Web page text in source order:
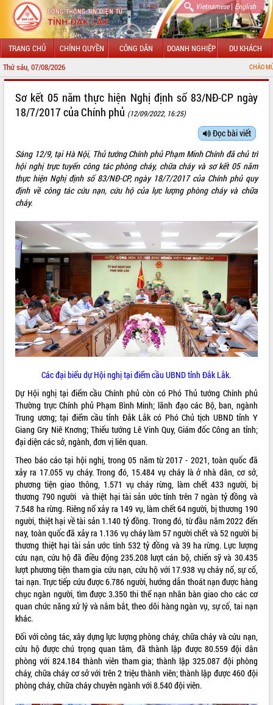
Vietnamese| English
TRANG CHỦ CHÍNH QUYỀN CÔNG DÂN DOANH NGHIỆP DU KHÁCH
Thứ sáu, 07/08/2026 CHÀO MỪNG ĐẾN VỚI
LÃNH ĐẠO UBND TỈNH
SỞ, BAN, NGÀNH
UBND CÁC XÃ, PHƯỜNG
HỆ THỐNG VĂN BẢN
VĂN BẢN HĐND TỈNH
ĐIỂM TIN VĂN BẢN
QUY HOẠCH - KẾ HOẠCH
VIDEO
Khám bệnh, cấp phát thuốc miễn phí
Sơ kết 05 năm thực hiện Nghị định số 83/NĐ-CP ngày
18/7/2017 của Chính phủ (12/09/2022, 16:25)
Đọc bài viết
Sáng 12/9, tại Hà Nội, Thủ tướng Chính phủ Phạm Minh Chính đã chủ trì
hội nghị trực tuyến công tác phòng cháy, chữa cháy và sơ kết 05 năm
thực hiện Nghị định số 83/NĐ-CP, ngày 18/7/2017 của Chính phủ quy
định về công tác cứu nạn, cứu hộ của lực lượng phòng cháy và chữa
cháy.
Các đại biểu dự Hội nghị tại điểm cầu UBND tỉnh Đắk Lắk.
Dự Hội nghị tại điểm cầu Chính phủ còn có Phó Thủ tướng Chính phủ
Thường trực Chính phủ Phạm Bình Minh; lãnh đạo các Bộ, ban, ngành
Trung ương; tại điểm cầu tỉnh Đắk Lắk có Phó Chủ tịch UBND tỉnh Y
Giang Gry Niê Knơng; Thiếu tướng Lê Vinh Quy, Giám đốc Công an tỉnh;
đại diện các sở, ngành, đơn vị liên quan.
Theo báo cáo tại hội nghị, trong 05 năm từ 2017 - 2021, toàn quốc đã
xảy ra 17.055 vụ cháy. Trong đó, 15.484 vụ cháy là ở nhà dân, cơ sở,
phương tiện giao thông, 1.571 vụ cháy rừng, làm chết 433 người, bị
thương 790 người và thiệt hại tài sản ước tính trên 7 ngàn tỷ đồng và
7.548 ha rừng. Riêng nổ xảy ra 149 vụ, làm chết 64 người, bị thương 190
người, thiệt hại về tài sản 1.140 tỷ đồng. Trong đó, từ đầu năm 2022 đến
nay, toàn quốc đã xảy ra 1.136 vụ cháy làm 57 người chết và 52 người bị
thương thiệt hại tài sản ước tính 532 tỷ đồng và 39 ha rừng. Lực lượng
cứu nạn, cứu hộ đã điều động 235.208 lượt cán bộ, chiến sỹ và 30.435
lượt phương tiện tham gia cứu nạn, cứu hộ với 17.938 vụ cháy nổ, sự cố,
tai nạn. Trực tiếp cứu được 6.786 người, hướng dẫn thoát nạn được hàng
chục ngàn người, tìm được 3.350 thi thể nạn nhân bàn giao cho các cơ
quan chức năng xử lý và nắm bắt, theo dõi hàng ngàn vụ, sự cố, tai nạn
khác.
Đối với công tác, xây dựng lực lượng phòng cháy, chữa cháy và cứu nạn,
cứu hộ được chú trọng quan tâm, đã thành lập được 80.559 đội dân
phòng với 824.184 thành viên tham gia; thành lập 325.087 đội phòng
cháy, chữa cháy cơ sở với trên 2 triệu thành viên; thành lập được 460 đội
phòng cháy, chữa cháy chuyên ngành với 8.540 đội viên.